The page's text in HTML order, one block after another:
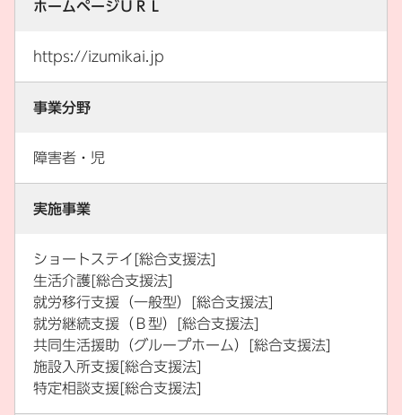
ホームページＵＲＬ
https://izumikai.jp
事業分野
障害者・児
実施事業
ショートステイ[総合支援法]
生活介護[総合支援法]
就労移行支援（一般型）[総合支援法]
就労継続支援（Ｂ型）[総合支援法]
共同生活援助（グループホーム）[総合支援法]
施設入所支援[総合支援法]
特定相談支援[総合支援法]